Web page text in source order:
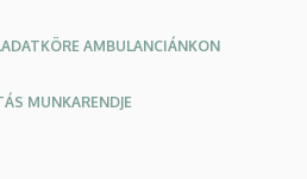
AMBULANCIÁNKON
MUNKARENDJE